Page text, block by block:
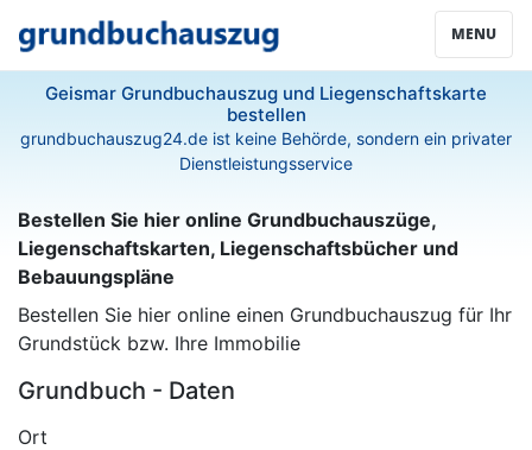
MENU
Geismar Grundbuchauszug und Liegenschaftskarte
bestellen
grundbuchauszug24.de ist keine Behörde, sondern ein privater
Dienstleistungsservice
Bestellen Sie hier online Grundbuchauszüge,
Liegenschaftskarten, Liegenschaftsbücher und
Bebauungspläne
Bestellen Sie hier online einen Grundbuchauszug für Ihr
Grundstück bzw. Ihre Immobilie
Grundbuch - Daten
Ort